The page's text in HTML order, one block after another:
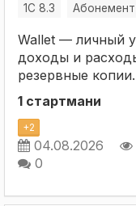
1С 8.3
Абонемент
Wallet — личный
доходы и
резервные копии.
1 стартмани
+2
04.08.2026
0